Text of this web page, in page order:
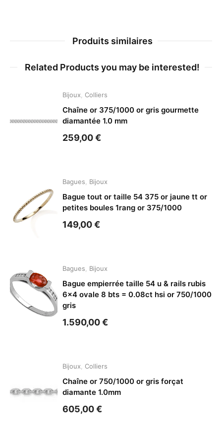
Produits similaires
Related Products you may be interested!
Bijoux Colliers
Chaîne or 375/1000 or gris gourmette
diamantée 1.0 mm
259,00€
Bagues Bijoux
Bague tout or taille 54 375 or jaune tt or
petites boules 1rang or 375/1000
149,00€
Bagues Bijoux
Bague empierrée taille 54 u & rails rubis
6×4 ovale 8 bts = 0.08ct hsi or 750/1000
gris
1.590,00€
Bijoux Colliers
Chaîne or 750/1000 or gris forçat
diamante 1.0mm
605,00€